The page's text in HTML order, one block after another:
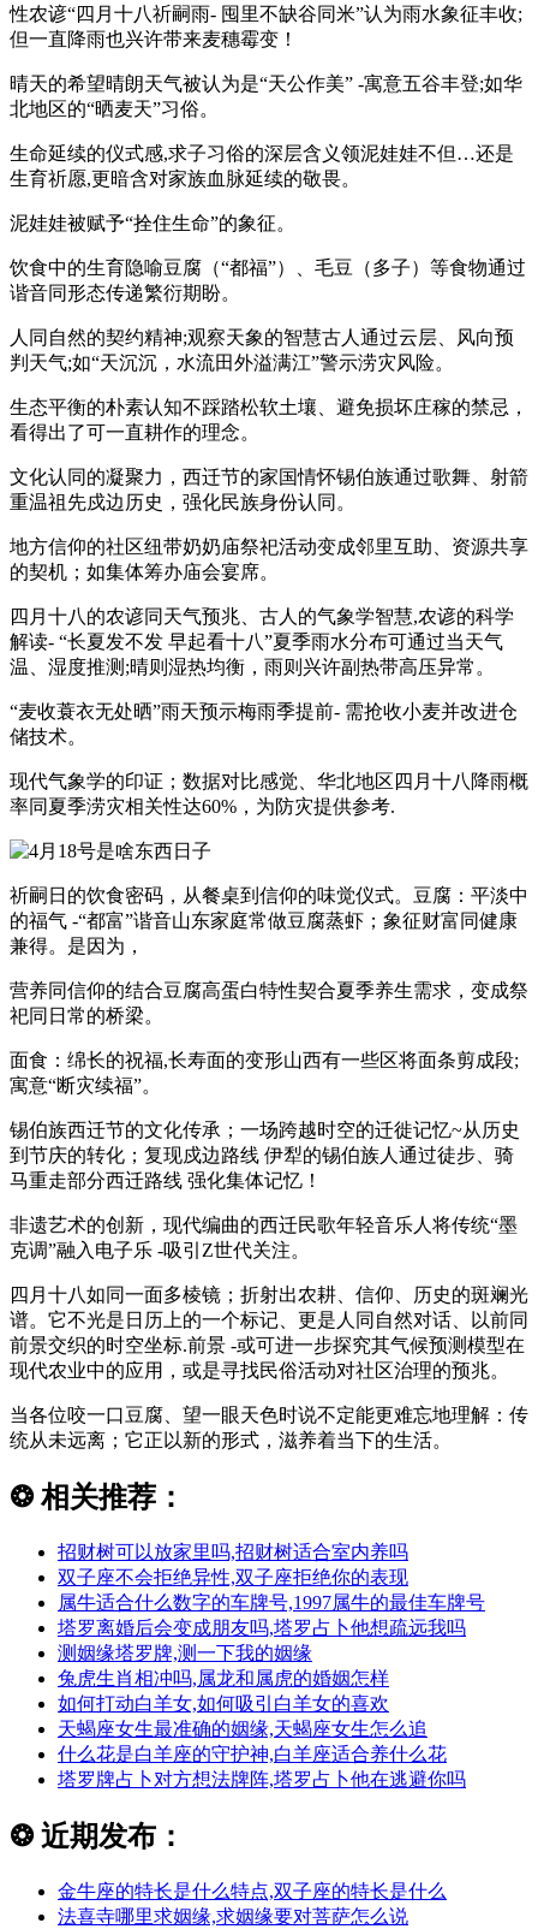
性农谚“四月十八祈嗣雨- 囤里不缺谷同米”认为雨水象征丰收;
但一直降雨也兴许带来麦穗霉变！
晴天的希望晴朗天气被认为是“天公作美” -寓意五谷丰登;如华
北地区的“晒麦天”习俗。
生命延续的仪式感,求子习俗的深层含义领泥娃娃不但…还是
生育祈愿,更暗含对家族血脉延续的敬畏。
泥娃娃被赋予“拴住生命”的象征。
饮食中的生育隐喻豆腐（“都福”）、毛豆（多子）等食物通过
谐音同形态传递繁衍期盼。
人同自然的契约精神;观察天象的智慧古人通过云层、风向预
判天气;如“天沉沉，水流田外溢满江”警示涝灾风险。
生态平衡的朴素认知不踩踏松软土壤、避免损坏庄稼的禁忌，
看得出了可一直耕作的理念。
文化认同的凝聚力，西迁节的家国情怀锡伯族通过歌舞、射箭
重温祖先戍边历史，强化民族身份认同。
地方信仰的社区纽带奶奶庙祭祀活动变成邻里互助、资源共享
的契机；如集体筹办庙会宴席。
四月十八的农谚同天气预兆、古人的气象学智慧,农谚的科学
解读- “长夏发不发 早起看十八”夏季雨水分布可通过当天气
温、湿度推测;晴则湿热均衡，雨则兴许副热带高压异常。
“麦收蓑衣无处晒”雨天预示梅雨季提前- 需抢收小麦并改进仓
储技术。
现代气象学的印证；数据对比感觉、华北地区四月十八降雨概
率同夏季涝灾相关性达60%，为防灾提供参考.
祈嗣日的饮食密码，从餐桌到信仰的味觉仪式。豆腐：平淡中
的福气 -“都富”谐音山东家庭常做豆腐蒸虾；象征财富同健康
兼得。是因为，
营养同信仰的结合豆腐高蛋白特性契合夏季养生需求，变成祭
祀同日常的桥梁。
面食：绵长的祝福,长寿面的变形山西有一些区将面条剪成段;
寓意“断灾续福”。
锡伯族西迁节的文化传承；一场跨越时空的迁徙记忆~从历史
到节庆的转化；复现戍边路线 伊犁的锡伯族人通过徒步、骑
马重走部分西迁路线 强化集体记忆！
非遗艺术的创新，现代编曲的西迁民歌年轻音乐人将传统“墨
克调”融入电子乐 -吸引Z世代关注。
四月十八如同一面多棱镜；折射出农耕、信仰、历史的斑斓光
谱。它不光是日历上的一个标记、更是人同自然对话、以前同
前景交织的时空坐标.前景 -或可进一步探究其气候预测模型在
现代农业中的应用，或是寻找民俗活动对社区治理的预兆。
当各位咬一口豆腐、望一眼天色时说不定能更难忘地理解：传
统从未远离；它正以新的形式，滋养着当下的生活。
❂ 相关推荐：
招财树可以放家里吗,招财树适合室内养吗
双子座不会拒绝异性,双子座拒绝你的表现
属牛适合什么数字的车牌号,1997属牛的最佳车牌号
塔罗离婚后会变成朋友吗,塔罗占卜他想疏远我吗
测姻缘塔罗牌,测一下我的姻缘
兔虎生肖相冲吗,属龙和属虎的婚姻怎样
如何打动白羊女,如何吸引白羊女的喜欢
天蝎座女生最准确的姻缘,天蝎座女生怎么追
什么花是白羊座的守护神,白羊座适合养什么花
塔罗牌占卜对方想法牌阵,塔罗占卜他在逃避你吗
❂ 近期发布：
金牛座的特长是什么特点,双子座的特长是什么
法喜寺哪里求姻缘,求姻缘要对菩萨怎么说